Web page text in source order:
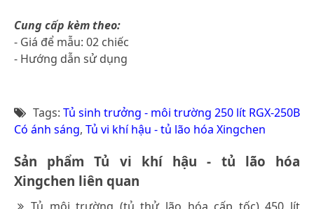
Cung cấp kèm theo:
- Giá để mẫu: 02 chiếc
- Hướng dẫn sử dụng
Tags: Tủ sinh trưởng - môi trường 250 lít RGX-250B
Có ánh sáng, Tủ vi khí hậu - tủ lão hóa Xingchen
Sản phẩm Tủ vi khí hậu - tủ lão hóa
Xingchen liên quan
Tủ môi trường (tủ thử lão hóa cấp tốc) 450 lít